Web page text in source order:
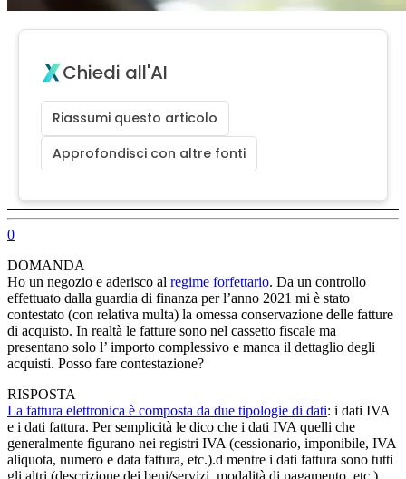
Chiedi all'AI
Riassumi questo articolo
Approfondisci con altre fonti
0
DOMANDA
Ho un negozio e aderisco al regime forfettario. Da un controllo
effettuato dalla guardia di finanza per l’anno 2021 mi è stato
contestato (con relativa multa) la omessa conservazione delle fatture
di acquisto. In realtà le fatture sono nel cassetto fiscale ma
presentano solo l’ importo complessivo e manca il dettaglio degli
acquisti. Posso fare contestazione?
RISPOSTA
La fattura elettronica è composta da due tipologie di dati: i dati IVA
e i dati fattura. Per semplicità le dico che i dati IVA quelli che
generalmente figurano nei registri IVA (cessionario, imponibile, IVA
aliquota, numero e data fattura, etc.).d mentre i dati fattura sono tutti
gli altri (descrizione dei beni/servizi, modalità di pagamento, etc.).